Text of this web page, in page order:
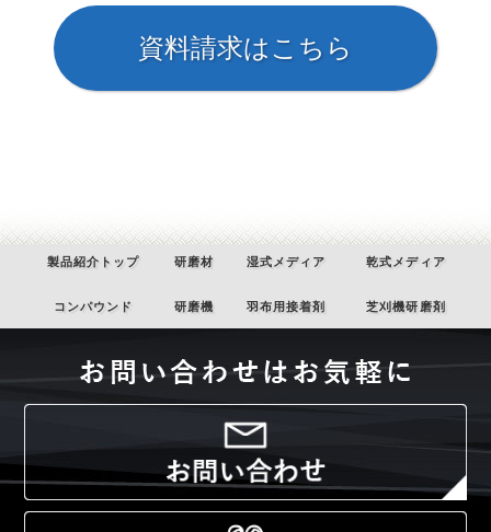
製品紹介トップ 研磨材 湿式メディア 乾式メディア
コンパウンド 研磨機 羽布用接着剤 芝刈機研磨剤